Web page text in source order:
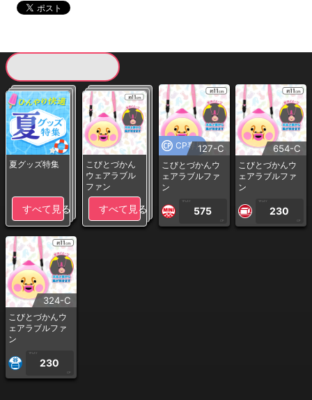
夏グッズ特集
すべて見る
こびとづかん
ウェアラブル
ファン
すべて見る
CP専用127-C
こびとづかんウ
ェアラブルファ
ン
1PLAY
575
CP
654-C
こびとづかんウ
ェアラブルファ
ン
1PLAY
230
CP
324-C
こびとづかんウ
ェアラブルファ
ン
1PLAY
230
CP